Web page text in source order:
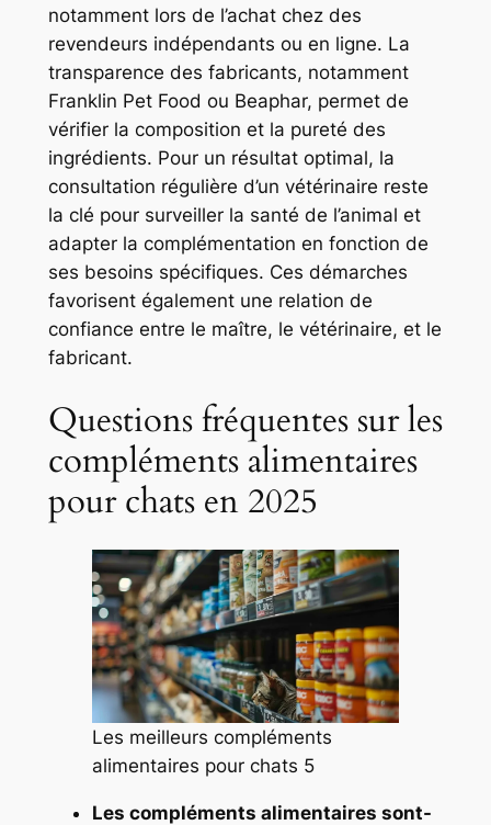
notamment lors de l’achat chez des
revendeurs indépendants ou en ligne. La
transparence des fabricants, notamment
Franklin Pet Food ou Beaphar, permet de
vérifier la composition et la pureté des
ingrédients. Pour un résultat optimal, la
consultation régulière d’un vétérinaire reste
la clé pour surveiller la santé de l’animal et
adapter la complémentation en fonction de
ses besoins spécifiques. Ces démarches
favorisent également une relation de
confiance entre le maître, le vétérinaire, et le
fabricant.
Questions fréquentes sur les
compléments alimentaires
pour chats en 2025
Les meilleurs compléments
alimentaires pour chats 5
Les compléments alimentaires sont-